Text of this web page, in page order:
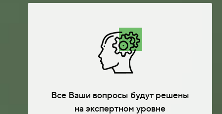
Все Ваши вопросы будут решены
на экспертном уровне